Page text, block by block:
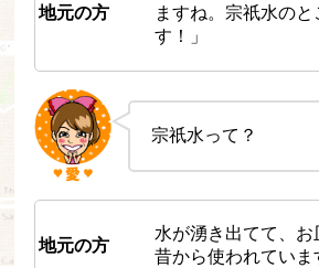
地元の方
ますね。宗祇水のと
す！」
宗祇水って？
地元の方
水が湧き出てて、お
昔から使われていま